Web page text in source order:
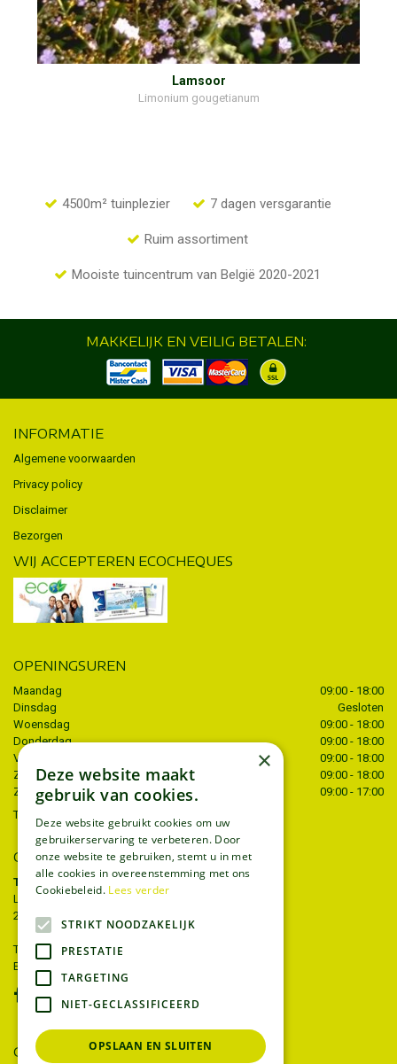
Lamsoor
Limonium gougetianum
4500m² tuinplezier 7 dagen versgarantie
Ruim assortiment
Mooiste tuincentrum van België 2020-2021
MAKKELIJK EN VEILIG BETALEN:
INFORMATIE
Algemene voorwaarden
Privacy policy
Disclaimer
Bezorgen
WIJ ACCEPTEREN ECOCHEQUES
OPENINGSUREN
Maandag
09:00 - 18:00
Dinsdag
Gesloten
Woensdag
09:00 - 18:00
Donderdag
09:00 - 18:00
Vrijdag
09:00 - 18:00
Zaterdag
09:00 - 18:00
Zondag
09:00 - 17:00
Toon alle openingstijden
CONTACT
Tuincentrum Thiels
Liersesteenweg 68
2221 Heist-op-den-berg
T.
015 22 27 52
E.
GEEF UW MENING
×
Deze website maakt
gebruik van cookies.
Deze website gebruikt cookies om uw
gebruikerservaring te verbeteren. Door
onze website te gebruiken, stemt u in met
alle cookies in overeenstemming met ons
Cookiebeleid. Lees verder
STRIKT NOODZAKELIJK
PRESTATIE
TARGETING
NIET-GECLASSIFICEERD
OPSLAAN EN SLUITEN